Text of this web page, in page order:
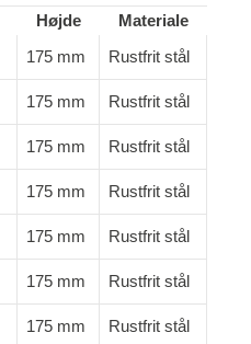
Højde Materiale
175 mm Rustfrit stål
175 mm Rustfrit stål
175 mm Rustfrit stål
175 mm Rustfrit stål
175 mm Rustfrit stål
175 mm Rustfrit stål
175 mm Rustfrit stål